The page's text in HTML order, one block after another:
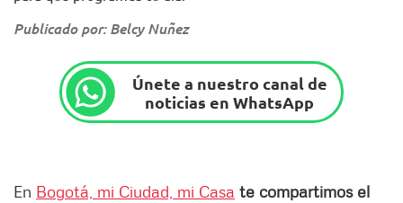
Publicado por: Belcy Nuñez
Únete a nuestro canal de
noticias en WhatsApp
En Bogotá, mi Ciudad, mi Casa te compartimos el